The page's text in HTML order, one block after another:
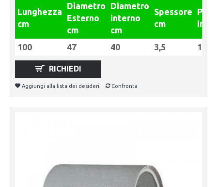
Lunghezza
cm
Diametro
Esterno
cm
Diametro
interno
cm
Spessore
cm
Peso
in Kg
100 47 40 3,5 117
RICHIEDI
Aggiungi alla lista dei desideri Confronta